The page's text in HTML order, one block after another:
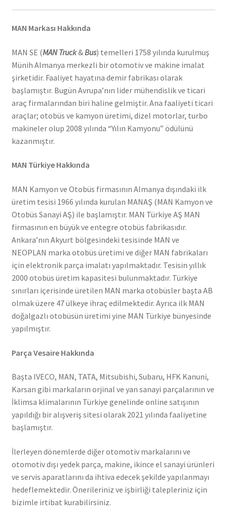
MAN Markası Hakkında
MAN SE (MAN Truck&Bus) temelleri 1758 yılında kurulmuş
Münih Almanya merkezli bir otomotiv ve makine imalat
şirketidir. Faaliyet hayatına demir fabrikası olarak
başlamıştır. Bugün Avrupa’nın lider mühendislik ve ticari
araç firmalarından biri haline gelmiştir. Ana faaliyeti ticari
araçlar; otobüs ve kamyon üretimi, dizel motorlar, turbo
makineler olup 2008 yılında “Yılın Kamyonu” ödülünü
kazanmıştır.
MAN Türkiye Hakkında
MAN Kamyon ve Otobüs firmasının Almanya dışındaki ilk
üretim tesisi 1966 yılında kurulan MANAŞ (MAN Kamyon ve
Otobüs Sanayi AŞ) ile başlamıştır. MAN Türkiye AŞ MAN
firmasının en büyük ve entegre otobüs fabrikasıdır.
Ankara’nın Akyurt bölgesindeki tesisinde MAN ve
NEOPLAN marka otobüs üretimi ve diğer MAN fabrikaları
için elektronik parça imalatı yapılmaktadır. Tesisin yıllık
2000 otobüs üretim kapasitesi bulunmaktadır. Türkiye
sınırları içerisinde üretilen MAN marka otobüsler başta AB
olmak üzere 47 ülkeye ihraç edilmektedir. Ayrıca ilk MAN
doğalgazlı otobüsün üretimi yine MAN Türkiye bünyesinde
yapılmıştır.
Parça Vesaire Hakkında
Başta IVECO, MAN, TATA, Mitsubishi, Subaru, HFK Kanuni,
Karsan gibi markaların orjinal ve yan sanayi parçalarının ve
İklimsa klimalarının Türkiye genelinde online satışının
yapıldığı bir alışveriş sitesi olarak 2021 yılında faaliyetine
başlamıştır.
İlerleyen dönemlerde diğer otomotiv markalarını ve
otomotiv dışı yedek parça, makine, ikince el sanayi ürünleri
ve servis aparatlarını da ihtiva edecek şekilde yapılanmayı
hedeflemektedir. Önerileriniz ve işbirliği talepleriniz için
bizimle irtibat kurabilirsiniz.